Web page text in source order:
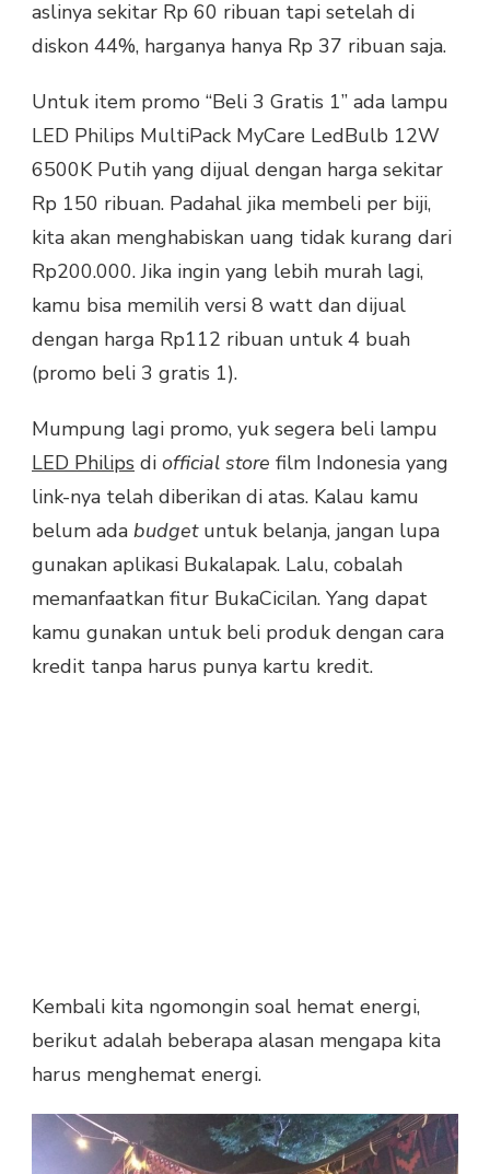
aslinya sekitar Rp 60 ribuan tapi setelah di
diskon 44%, harganya hanya Rp 37 ribuan saja.
Untuk item promo “Beli 3 Gratis 1” ada lampu
LED Philips MultiPack MyCare LedBulb 12W
6500K Putih yang dijual dengan harga sekitar
Rp 150 ribuan. Padahal jika membeli per biji,
kita akan menghabiskan uang tidak kurang dari
Rp200.000. Jika ingin yang lebih murah lagi,
kamu bisa memilih versi 8 watt dan dijual
dengan harga Rp112 ribuan untuk 4 buah
(promo beli 3 gratis 1).
Mumpung lagi promo, yuk segera beli lampu
LED Philips di official store film Indonesia yang
link-nya telah diberikan di atas. Kalau kamu
belum ada budgetuntuk belanja, jangan lupa
gunakan aplikasi Bukalapak. Lalu, cobalah
memanfaatkan fitur BukaCicilan. Yang dapat
kamu gunakan untuk beli produk dengan cara
kredit tanpa harus punya kartu kredit.
Kembali kita ngomongin soal hemat energi,
berikut adalah beberapa alasan mengapa kita
harus menghemat energi.